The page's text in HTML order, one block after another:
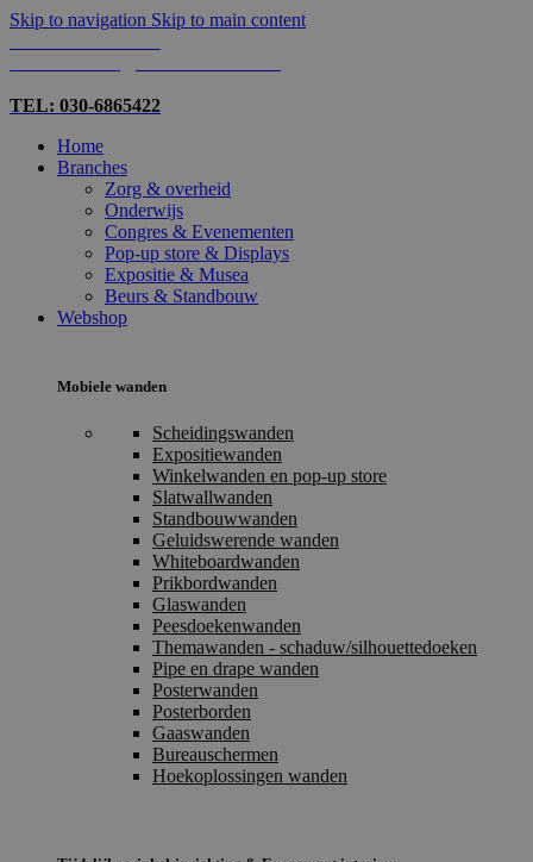
Skip to navigation Skip to main content
TEL: 030-6865422
Home
Branches
Zorg & overheid
Onderwijs
Congres & Evenementen
Pop-up store & Displays
Expositie & Musea
Beurs & Standbouw
Webshop
Mobiele wanden
Scheidingswanden
Expositiewanden
Winkelwanden en pop-up store
Slatwallwanden
Standbouwwanden
Geluidswerende wanden
Whiteboardwanden
Prikbordwanden
Glaswanden
Peesdoekenwanden
Themawanden - schaduw/silhouettedoeken
Pipe en drape wanden
Posterwanden
Posterborden
Gaaswanden
Bureauschermen
Hoekoplossingen wanden